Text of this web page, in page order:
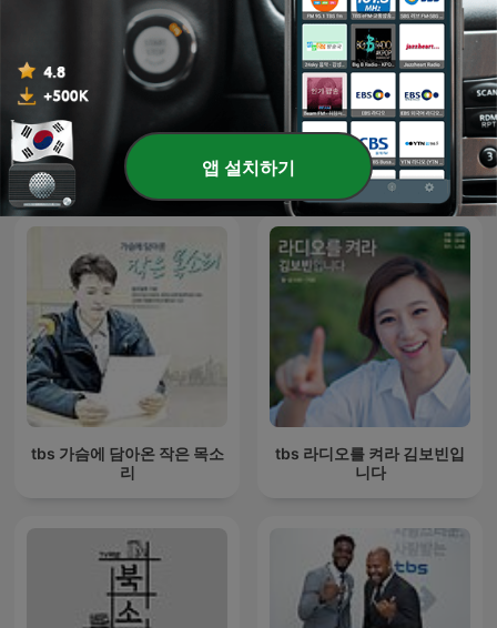
tbs 가슴에 담아온 작은 목소
리
tbs 색다른 시선, 이숙이입니
다
tbs 가슴에 담아온 작은 목소
리
tbs 라디오를 켜라 김보빈입
니다
앱 설치하기